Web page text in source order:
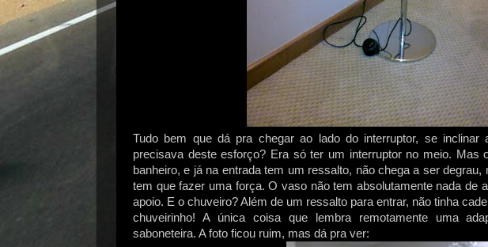
Tudo bem que dá pra chegar ao lado do interruptor, se
precisava deste esforço? Era só ter um interruptor no meio. Mas
banheiro, e já na entrada tem um ressalto, não chega a ser
tem que fazer uma força. O vaso não tem absolutamente nada de
apoio. E o chuveiro? Além de um ressalto para entrar, não tinha
chuveirinho! A única coisa que lembra remotamente uma
saboneteira. A foto ficou ruim, mas dá pra ver: